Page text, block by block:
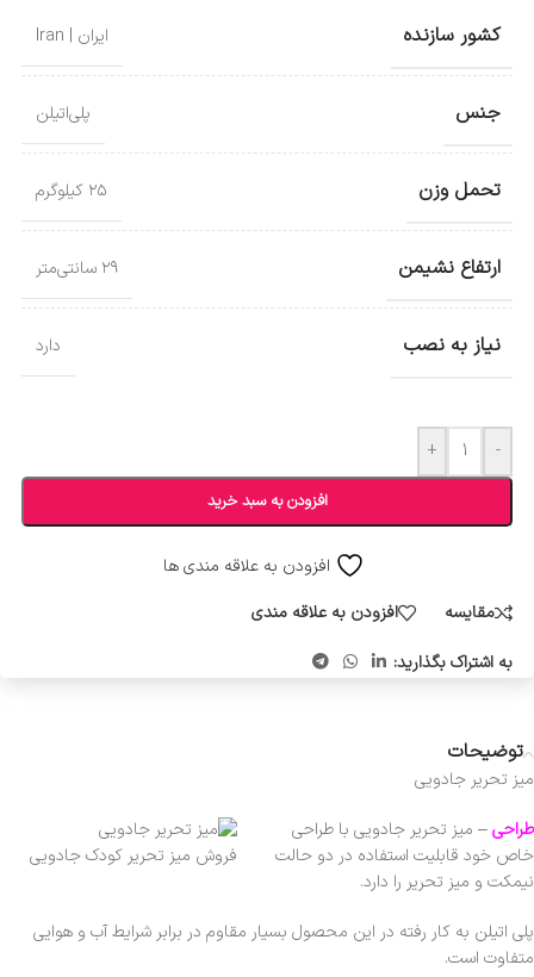
کشور سازنده ایران | Iran
جنس پلی‌اتیلن
تحمل وزن ۲۵ کیلوگرم
ارتفاع نشیمن ۲۹ سانتی‌متر
نیاز به نصب دارد
-
+
افزودن به سبد خرید
افزودن به علاقه مندی ها
مقایسه
افزودن به علاقه مندی
به اشتراک بگذارید:
توضیحات
میز تحریر جادویی
فروش میز تحریر کودک جادویی
طراحی– میز تحریر جادویی با طراحی
خاص خود قابلیت استفاده در دو حالت
نیمکت و میز تحریر را دارد.
پلی اتیلن به کار رفته در این محصول بسیار مقاوم در برابر شرایط آب و هوایی
متفاوت است.